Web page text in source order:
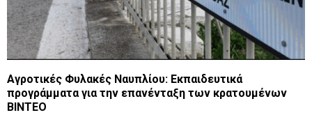
Αγροτικές Φυλακές Ναυπλίου: Εκπαιδευτικά
προγράμματα για την επανένταξη των κρατουμένων
ΒΙΝΤΕΟ